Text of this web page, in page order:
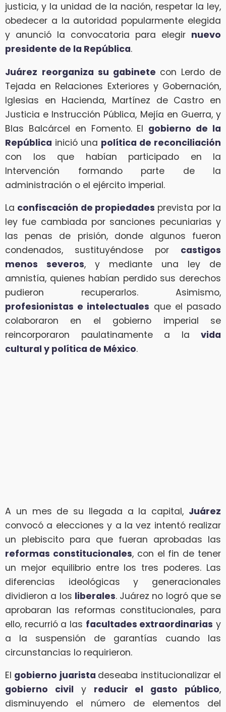
justicia, y la unidad de la nación, respetar la ley,
obedecer a la autoridad popularmente elegida
y anunció la convocatoria para elegir nuevo
presidente de la República.
Juárez reorganiza su gabinete con Lerdo de
Tejada en Relaciones Exteriores y Gobernación,
Iglesias en Hacienda, Martínez de Castro en
Justicia e Instrucción Pública, Mejía en Guerra, y
Blas Balcárcel en Fomento. El gobierno de la
República inició una política de reconciliación
con los que habían participado en la
Intervención formando parte de la
administración o el ejército imperial.
La confiscación de propiedades prevista por la
ley fue cambiada por sanciones pecuniarias y
las penas de prisión, donde algunos fueron
condenados, sustituyéndose por castigos
menos severos, y mediante una ley de
amnistía, quienes habían perdido sus derechos
pudieron recuperarlos. Asimismo,
profesionistas e intelectuales que el pasado
colaboraron en el gobierno imperial se
reincorporaron paulatinamente a la vida
cultural y política de México.
A un mes de su llegada a la capital, Juárez
convocó a elecciones y a la vez intentó realizar
un plebiscito para que fueran aprobadas las
reformas constitucionales, con el fin de tener
un mejor equilibrio entre los tres poderes. Las
diferencias ideológicas y generacionales
dividieron a los liberales. Juárez no logró que se
aprobaran las reformas constitucionales, para
ello, recurrió a las facultades extraordinarias y
a la suspensión de garantías cuando las
circunstancias lo requirieron.
El gobierno juarista deseaba institucionalizar el
gobierno civil y reducir el gasto público,
disminuyendo el número de elementos del